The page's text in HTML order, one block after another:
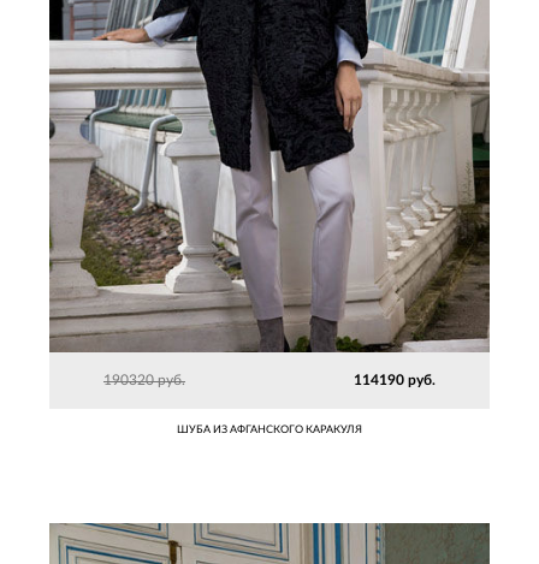
ШУБА ИЗ АФГАНСКОГО КАРАКУЛЯ
190320 руб. 114190 руб.